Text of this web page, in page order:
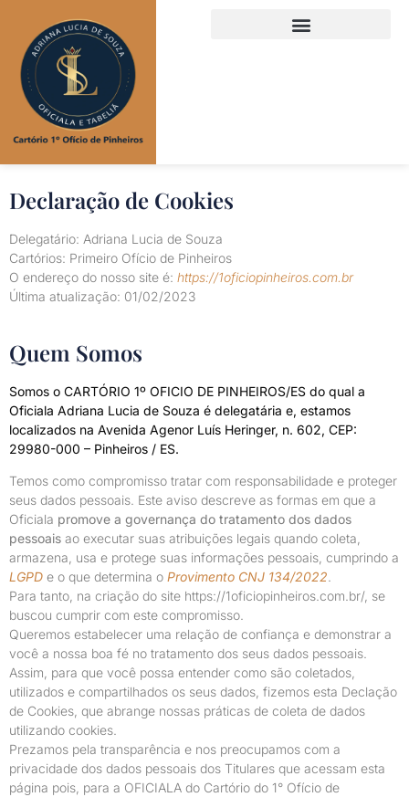
Declaração de Cookies
Delegatário: Adriana Lucia de Souza
Cartórios: Primeiro Ofício de Pinheiros
O endereço do nosso site é: https://1oficiopinheiros.com.br
Última atualização: 01/02/2023
Quem Somos
Somos o CARTÓRIO 1º OFICIO DE PINHEIROS/ES do qual a
Oficiala Adriana Lucia de Souza é delegatária e, estamos
localizados na Avenida Agenor Luís Heringer, n. 602, CEP:
29980-000 – Pinheiros / ES.
Temos como compromisso tratar com responsabilidade e proteger
seus dados pessoais. Este aviso descreve as formas em que a
Oficiala promove a governança do tratamento dos dados
pessoais ao executar suas atribuições legais quando coleta,
armazena, usa e protege suas informações pessoais, cumprindo a
LGPD e o que determina o Provimento CNJ 134/2022
Para tanto, na criação do site https://1oficiopinheiros.com.br/, se
buscou cumprir com este compromisso.
Queremos estabelecer uma relação de confiança e demonstrar a
você a nossa boa fé no tratamento dos seus dados pessoais.
Assim, para que você possa entender como são coletados,
utilizados e compartilhados os seus dados, fizemos esta Declação
de Cookies, que abrange nossas práticas de coleta de dados
utilizando cookies.
Prezamos pela transparência e nos preocupamos com a
privacidade dos dados pessoais dos Titulares que acessam esta
página pois, para a OFICIALA do Cartório do 1° Ofício de